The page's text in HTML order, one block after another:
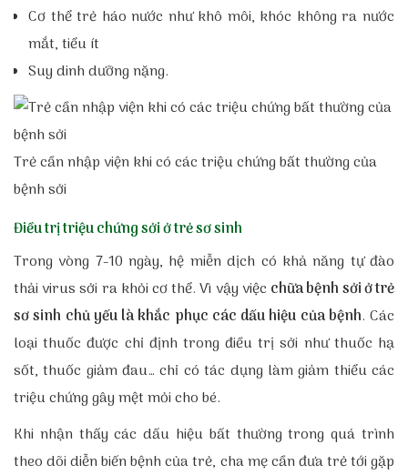
Cơ thể trẻ háo nước như khô môi, khóc không ra nước
mắt, tiểu ít
Suy dinh dưỡng nặng.
Trẻ cần nhập viện khi có các triệu chứng bất thường của
bệnh sởi
Điều trị triệu chứng sởi ở trẻ sơ sinh
Trong vòng 7-10 ngày, hệ miễn dịch có khả năng tự đào
thải virus sởi ra khỏi cơ thể. Vì vậy việc chữa bệnh sởi ở trẻ
sơ sinh chủ yếulà khắc phục các dấu hiệu của bệnh. Các
loại thuốc được chỉ định trong điều trị sởi như thuốc hạ
sốt, thuốc giảm đau… chỉ có tác dụng làm giảm thiểu các
triệu chứng gây mệt mỏi cho bé.
Khi nhận thấy các dấu hiệu bất thường trong quá trình
theo dõi diễn biến bệnh của trẻ, cha mẹ cần đưa trẻ tới gặp